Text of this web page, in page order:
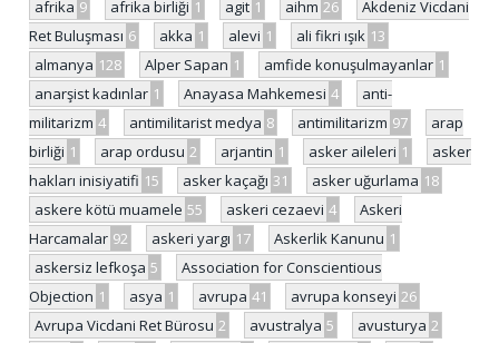
afrika 9 afrika birliği 1 agit 1 aihm 26
Akdeniz Vicdani
Ret Buluşması 6 akka 1 alevi 1 ali fikri ışık 13
almanya 128 Alper Sapan 1 amfide konuşulmayanlar 1
anarşist kadınlar 1 Anayasa Mahkemesi 4
anti-
militarizm 4 antimilitarist medya 8 antimilitarizm 97
arap
birliği 1 arap ordusu 2 arjantin 1 asker aileleri 1
asker
hakları inisiyatifi 15 asker kaçağı 31 asker uğurlama 18
askere kötü muamele 55 askeri cezaevi 4
Askeri
Harcamalar 92 askeri yargı 17 Askerlik Kanunu 1
askersiz lefkoşa 5
Association for Conscientious
Objection 1 asya 1 avrupa 41 avrupa konseyi 26
Avrupa Vicdani Ret Bürosu 2 avustralya 5 avusturya 2